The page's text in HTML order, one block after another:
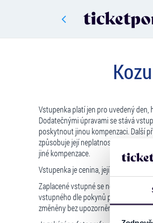
Vstupenka platí jen pro uvedený
Dodatečnými úpravami se stává
poskytnout jinou kompenzaci. Další
způsobuje její neplatnost. Držiteli
jiné kompenzace.
Vstupenka je cenina, její padělání a
Zaplacené vstupné se nevrací,
vstupného dle pokynů pořadatele.
změněny bez upozornění.